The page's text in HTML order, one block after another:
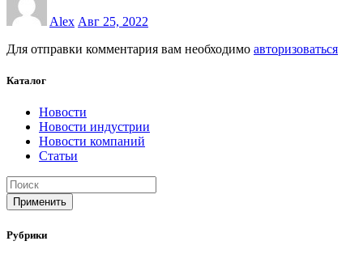
Alex Авг 25, 2022
Для отправки комментария вам необходимо авторизоваться
Каталог
Новости
Новости индустрии
Новости компаний
Статьи
Применить
Рубрики